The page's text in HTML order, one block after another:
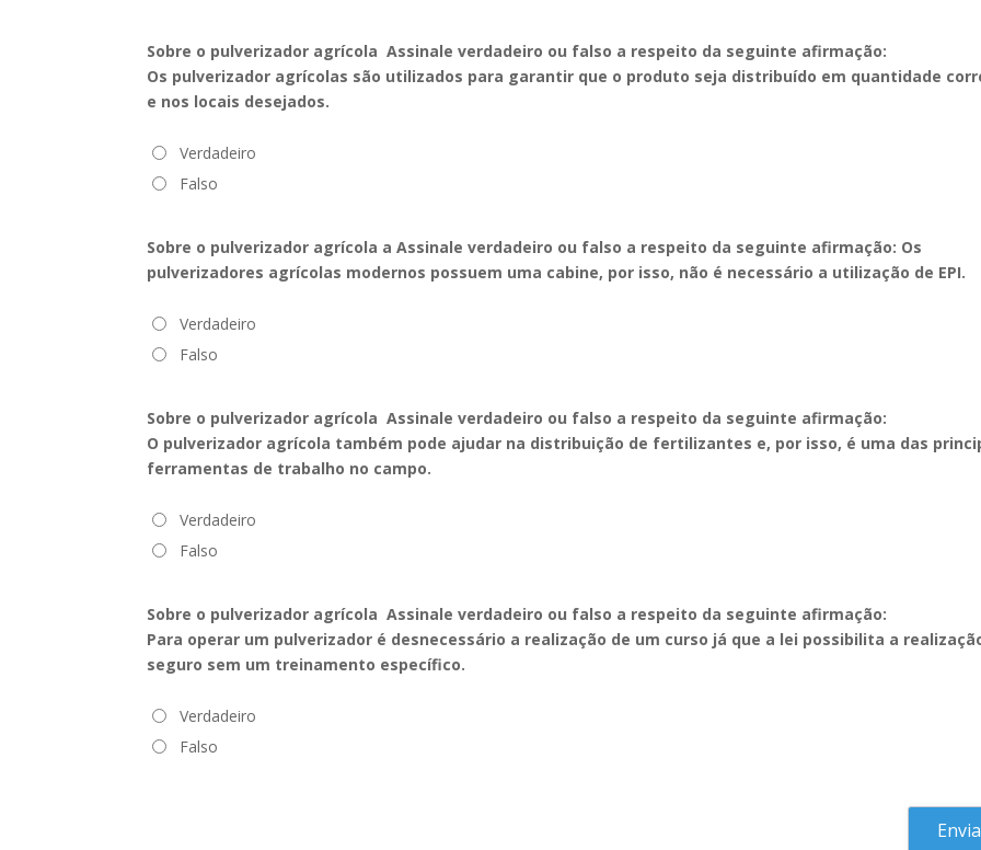
Sobre o pulverizador agrícola Assinale verdadeiro ou falso a respeito da seguinte afirmação:
Os pulverizador agrícolas são utilizados para garantir que o produto seja distribuído em quantidade
e nos locais desejados.
Verdadeiro
Falso
Sobre o pulverizador agrícola a Assinale verdadeiro ou falso a respeito da seguinte afirmação: Os
pulverizadores agrícolas modernos possuem uma cabine, por isso, não é necessário a utilização de EPI.
Verdadeiro
Falso
Sobre o pulverizador agrícola Assinale verdadeiro ou falso a respeito da seguinte afirmação:
O pulverizador agrícola também pode ajudar na distribuição de fertilizantes e, por isso, é uma das
ferramentas de trabalho no campo.
Verdadeiro
Falso
Sobre o pulverizador agrícola Assinale verdadeiro ou falso a respeito da seguinte afirmação:
Para operar um pulverizador é desnecessário a realização de um curso já que a lei possibilita a
seguro sem um treinamento específico.
Verdadeiro
Falso